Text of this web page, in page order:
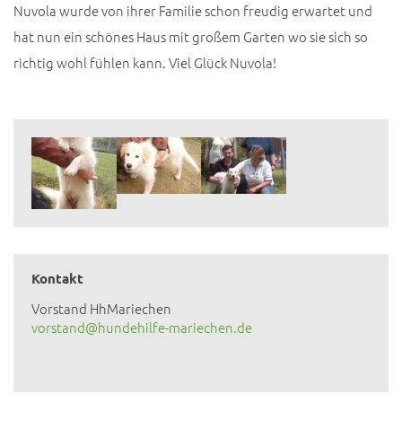
Nuvola wurde von ihrer Familie schon freudig erwartet und
hat nun ein schönes Haus mit großem Garten wo sie sich so
richtig wohl fühlen kann. Viel Glück Nuvola!
Kontakt
Vorstand HhMariechen
vorstand@hundehilfe-mariechen.de